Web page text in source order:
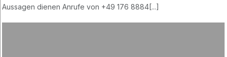
Aussagen dienen Anrufe von +49 176 8884[...]